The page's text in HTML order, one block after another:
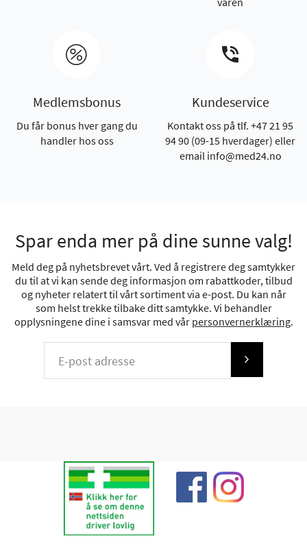
Medlemsbonus
Du får bonus hver gang du
handler hos oss
Kundeservice
Kontakt oss på tlf. +47 21 95
94 90 (09-15 hverdager) eller
email info@med24.no
Spar enda mer på dine sunne valg!
Meld deg på nyhetsbrevet vårt. Ved å registrere deg samtykker
du til at vi kan sende deg informasjon om rabattkoder, tilbud
og nyheter relatert til vårt sortiment via e-post. Du kan når
som helst trekke tilbake ditt samtykke. Vi behandler
opplysningene dine i samsvar med vår personvernerklæring.